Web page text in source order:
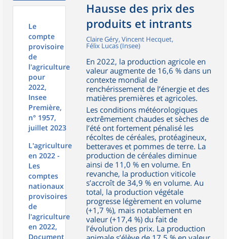
Le
compte
provisoire
de
l'agriculture
pour
2022,
Insee
Première,
n° 1957,
juillet 2023
L'agriculture
en 2022 -
Les
comptes
nationaux
provisoires
de
l'agriculture
en 2022,
Document
Hausse des prix des
produits et intrants
Claire Géry, Vincent Hecquet,
Félix Lucas (Insee)
En 2022, la production agricole en
valeur augmente de 16,6 % dans un
contexte mondial de
renchérissement de l’énergie et des
matières premières et agricoles.
Les conditions météorologiques
extrêmement chaudes et sèches de
l’été ont fortement pénalisé les
récoltes de céréales, protéagineux,
betteraves et pommes de terre. La
production de céréales diminue
ainsi de 11,0 % en volume. En
revanche, la production viticole
s’accroît de 34,9 % en volume. Au
total, la production végétale
progresse légèrement en volume
(+1,7 %), mais notablement en
valeur (+17,4 %) du fait de
l’évolution des prix. La production